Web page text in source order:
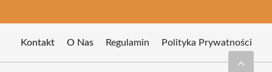
Kontakt O Nas Regulamin Polityka Prywatności